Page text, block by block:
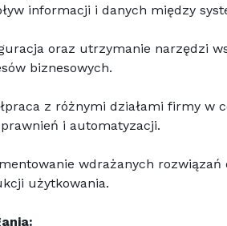
informacji i danych między
oraz utrzymanie narzędzi
biznesowych.
z różnymi działami firmy w
i automatyzacji.
wdrażanych rozwiązań
użytkowania.